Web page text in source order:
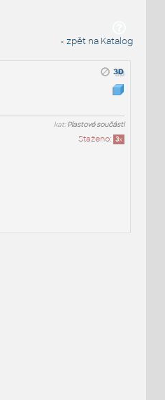
« zpět na Katalog
kat:Plastové součásti
Staženo: 3x